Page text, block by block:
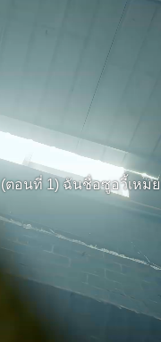
(ตอนที่ 1) ฉันชื่อซูอวี้เหมย